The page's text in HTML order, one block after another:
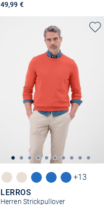
49,99 €
+13
LERROS
Herren Strickpullover